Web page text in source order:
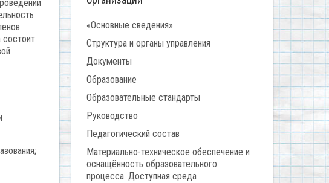
состоит
«Основные сведения»
Структура и органы управления
Документы
Образование
Образовательные стандарты
Руководство
Педагогический состав
Материально-техническое обеспечение и
оснащённость образовательного
процесса. Доступная среда